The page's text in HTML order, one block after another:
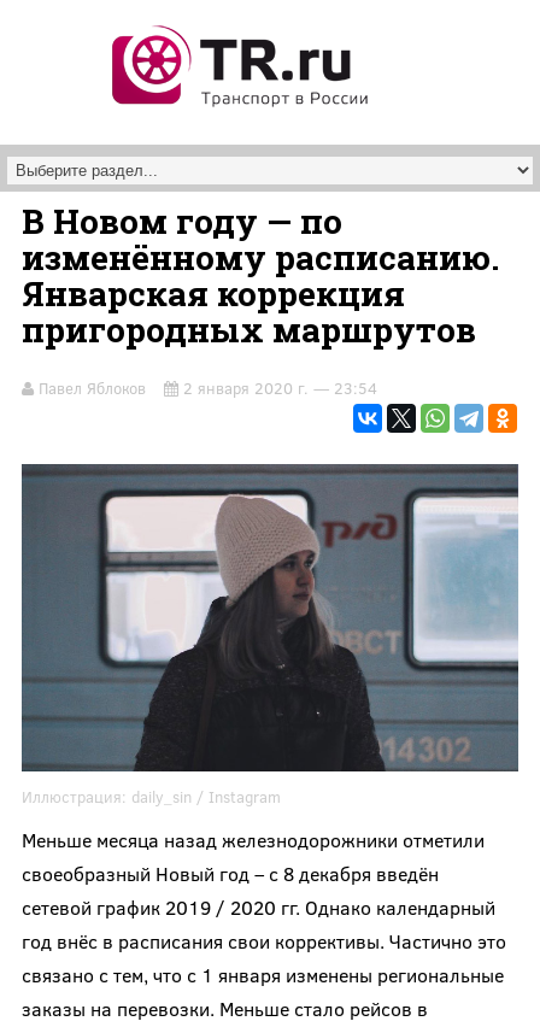
В Новом году — по
изменённому расписанию.
Январская коррекция
пригородных маршрутов
Павел Яблоков 2 января 2020 г. — 23:54
Иллюстрация: daily_sin / Instagram
Меньше месяца назад железнодорожники отметили
своеобразный Новый год – с 8 декабря введён
сетевой график 2019 / 2020 гг. Однако календарный
год внёс в расписания свои коррективы. Частично это
связано с тем, что с 1 января изменены региональные
заказы на перевозки. Меньше стало рейсов в